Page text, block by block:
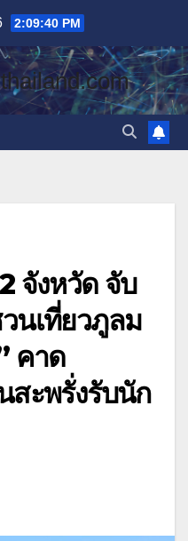
2:09:42 PM
จังหวัด จับ
นเที่ยวภูลม
คาด
สะพรั่งรับนัก